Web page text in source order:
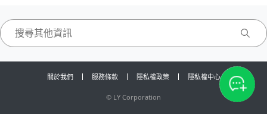
關於我們 服務條款 隱私權政策 隱私權中心
© LY Corporation